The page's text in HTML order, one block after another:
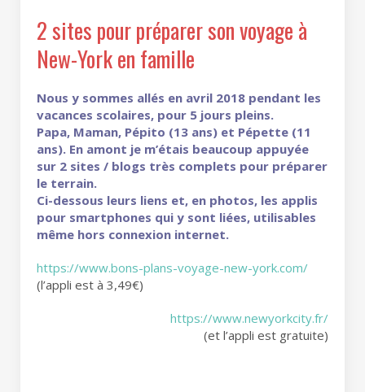
2 sites pour préparer son voyage à
New-York en famille
Nous y sommes allés en avril 2018 pendant les
vacances scolaires, pour 5 jours pleins.
Papa, Maman, Pépito (13 ans) et Pépette (11
ans). En amont je m’étais beaucoup appuyée
sur 2 sites / blogs très complets pour préparer
le terrain.
Ci-dessous leurs liens et, en photos, les applis
pour smartphones qui y sont liées, utilisables
même hors connexion internet.
https://www.bons-plans-voyage-new-york.com/
(l’appli est à 3,49€)
https://www.newyorkcity.fr/
(et l’appli est gratuite)